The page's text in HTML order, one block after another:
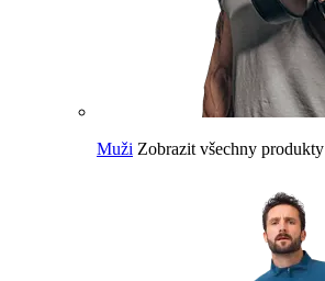
Muži Zobrazit všechny produkty